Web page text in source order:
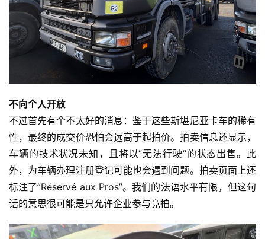
不向个人开放
不过首先有个不太好的消息：鉴于这些斯堪尼亚卡车的稀有
性，最终的成交价恐怕会远高于起拍价。拍卖信息还显示，
车辆的技术状况未知，且将以”无法行驶”的状态出售。此
外，为车辆办理注册登记可能也会遇到问题。拍卖页面上还
标注了”Réservé aux Pros”。我们的法语水平有限，但这句
话的意思很可能是只允许企业参与竞拍。